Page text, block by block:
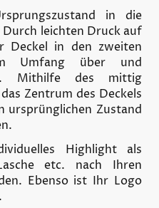
in die
leichten Druck auf
Deckel in den zweiten
Umfang über und
Mithilfe des mittig
Zentrum des Deckels
ursprünglichen Zustand
Highlight als
etc. nach Ihren
Ebenso ist Ihr Logo